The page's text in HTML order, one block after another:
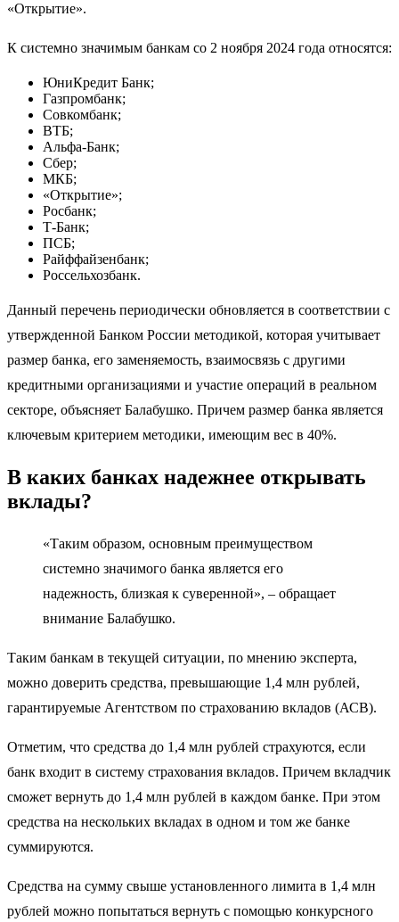
«Открытие».
К системно значимым банкам со 2 ноября 2024 года относятся:
ЮниКредит Банк;
Газпромбанк;
Совкомбанк;
ВТБ;
Альфа-Банк;
Сбер;
МКБ;
«Открытие»;
Росбанк;
Т-Банк;
ПСБ;
Райффайзенбанк;
Россельхозбанк.
Данный перечень периодически обновляется в соответствии с
утвержденной Банком России методикой, которая учитывает
размер банка, его заменяемость, взаимосвязь с другими
кредитными организациями и участие операций в реальном
секторе, объясняет Балабушко. Причем размер банка является
ключевым критерием методики, имеющим вес в 40%.
В каких банках надежнее открывать
вклады?
«Таким образом, основным преимуществом
системно значимого банка является его
надежность, близкая к суверенной», – обращает
внимание Балабушко.
Таким банкам в текущей ситуации, по мнению эксперта,
можно доверить средства, превышающие 1,4 млн рублей,
гарантируемые Агентством по страхованию вкладов (АСВ).
Отметим, что средства до 1,4 млн рублей страхуются, если
банк входит в систему страхования вкладов. Причем вкладчик
сможет вернуть до 1,4 млн рублей в каждом банке. При этом
средства на нескольких вкладах в одном и том же банке
суммируются.
Средства на сумму свыше установленного лимита в 1,4 млн
рублей можно попытаться вернуть с помощью конкурсного